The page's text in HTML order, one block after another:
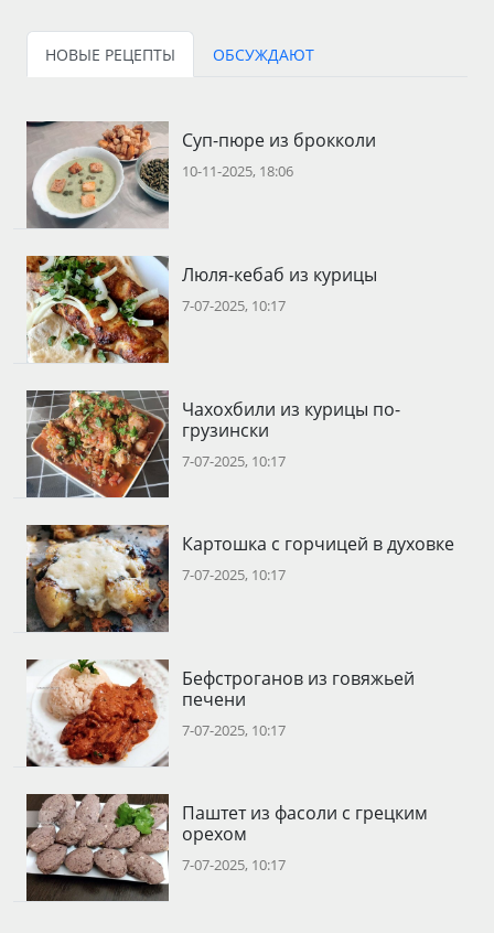
НОВЫЕ РЕЦЕПТЫ ОБСУЖДАЮТ
Суп-пюре из брокколи
10-11-2025, 18:06
Люля-кебаб из курицы
7-07-2025, 10:17
Чахохбили из курицы по-
грузински
7-07-2025, 10:17
Картошка с горчицей в духовке
7-07-2025, 10:17
Бефстроганов из говяжьей
печени
7-07-2025, 10:17
Паштет из фасоли с грецким
орехом
7-07-2025, 10:17